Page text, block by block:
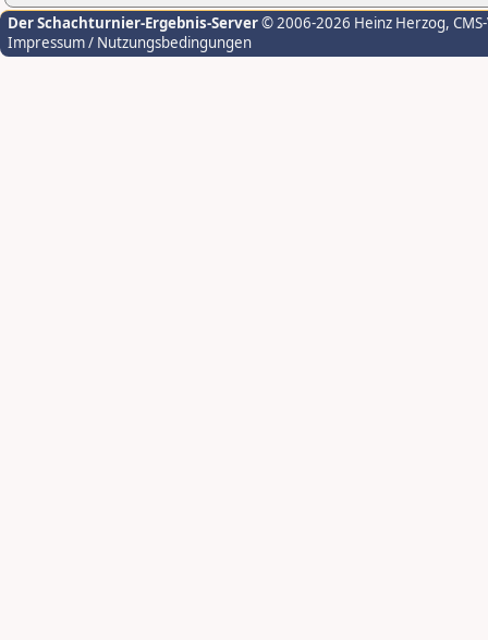
Der Schachturnier-Ergebnis-Server© 2006-2026 Heinz Herzog,
Impressum / Nutzungsbedingungen